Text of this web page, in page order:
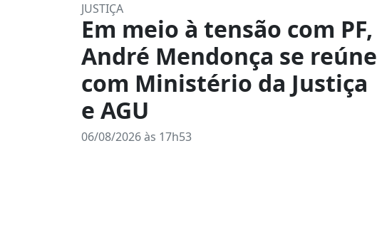
JUSTIÇA
Em meio à tensão com PF,
André Mendonça se reúne
com Ministério da Justiça
e AGU
06/08/2026 às 17h53